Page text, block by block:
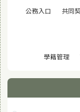
公務入口 (另開視窗)
共同
學籍管理(另